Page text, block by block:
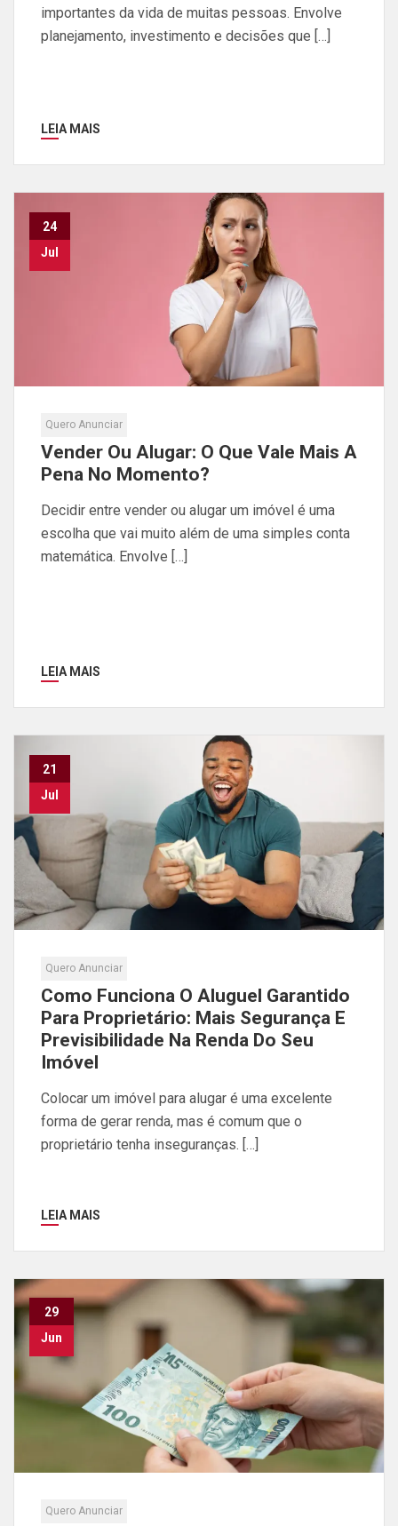
importantes da vida de muitas pessoas. Envolve
planejamento, investimento e decisões que […]
LEIA MAIS
24
Jul
Quero Anunciar
Vender Ou Alugar: O Que Vale Mais A
Pena No Momento?
Decidir entre vender ou alugar um imóvel é uma
escolha que vai muito além de uma simples conta
matemática. Envolve […]
LEIA MAIS
21
Jul
Quero Anunciar
Como Funciona O Aluguel Garantido
Para Proprietário: Mais Segurança E
Previsibilidade Na Renda Do Seu
Imóvel
Colocar um imóvel para alugar é uma excelente
forma de gerar renda, mas é comum que o
proprietário tenha inseguranças. […]
LEIA MAIS
29
Jun
Quero Anunciar